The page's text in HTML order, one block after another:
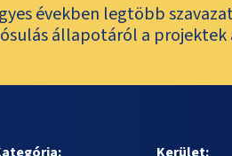
években legtöbb
állapotáról a